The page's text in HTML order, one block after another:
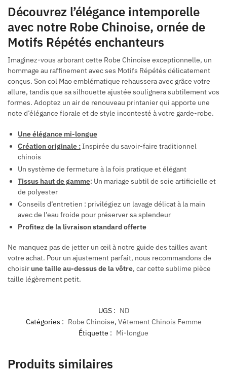
Découvrez l’élégance intemporelle
avec notre Robe Chinoise, ornée de
Motifs Répétés enchanteurs
Imaginez-vous arborant cette Robe Chinoise exceptionnelle, un
hommage au raffinement avec ses Motifs Répétés délicatement
conçus. Son col Mao emblématique rehaussera avec grâce votre
allure, tandis que sa silhouette ajustée soulignera subtilement vos
formes. Adoptez un air de renouveau printanier qui apporte une
note d’élégance florale et de style incontesté à votre garde-robe.
Une élégance mi-longue
Création originale :Inspirée du savoir-faire traditionnel
chinois
Un système de fermeture à la fois pratique et élégant
Tissus haut de gamme: Un mariage subtil de soie artificielle et
de polyester
Conseils d’entretien : privilégiez un lavage délicat à la main
avec de l’eau froide pour préserver sa splendeur
Profitez de la livraison standard offerte
Ne manquez pas de jetter un œil à notre guide des tailles avant
votre achat. Pour un ajustement parfait, nous recommandons de
choisir une taille au-dessus de la vôtre, car cette sublime pièce
taille légèrement petit.
UGS : ND
Catégories : Robe Chinoise, Vêtement Chinois Femme
Étiquette : Mi-longue
Produits similaires